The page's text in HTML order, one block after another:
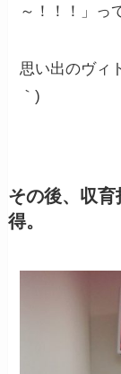
～！！！」っ
思い出のヴィ
｀)
その後、収
得。